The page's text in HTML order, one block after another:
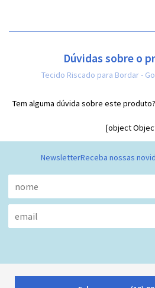
Dúvidas sobre o
Tecido Riscado para Bordar -
Tem alguma dúvida sobre este produto?
[object
NewsletterReceba nossas